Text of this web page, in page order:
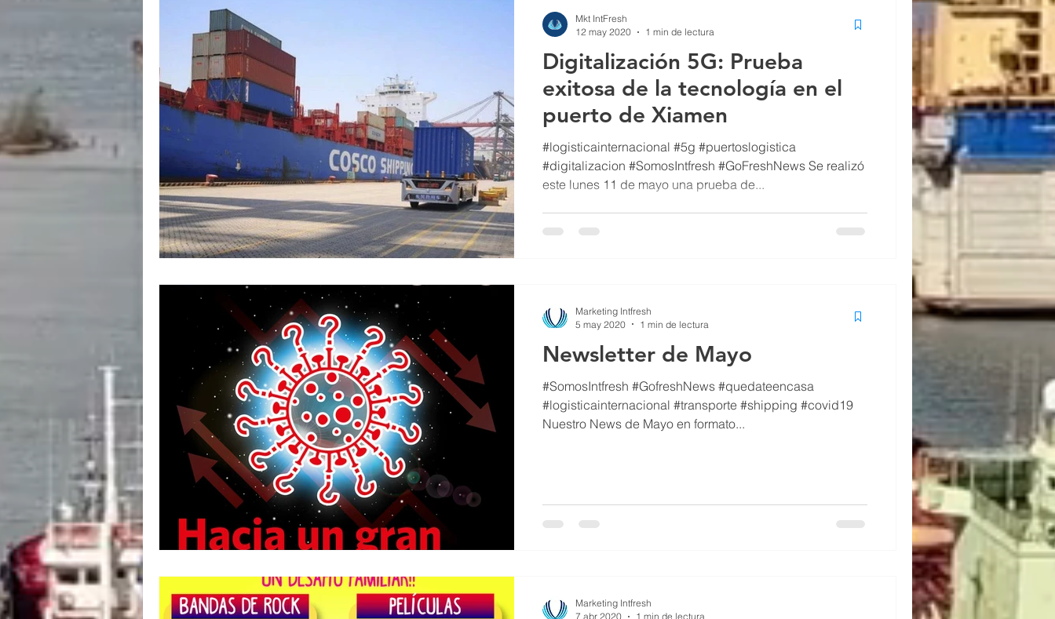
Digitalización 5G: Prueba
exitosa de la tecnología en el
puerto de Xiamen
#logisticainternacional #5g #puertoslogistica
#digitalizacion #SomosIntfresh #GoFreshNews Se realizó
este lunes 11 de mayo una prueba de...
Mkt IntFresh
12 may 2020
1 min de lectura
Newsletter de Mayo
#SomosIntfresh #GofreshNews #quedateencasa
#logisticainternacional #transporte #shipping #covid19
Nuestro News de Mayo en formato...
Marketing Intfresh
5 may 2020
1 min de lectura
Marketing Intfresh
7 abr 2020
1 min de lectura